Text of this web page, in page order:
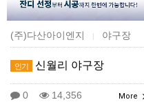
(주)다산아이엔지 | 야구장
인기 신월리 야구장
0 14,356 More